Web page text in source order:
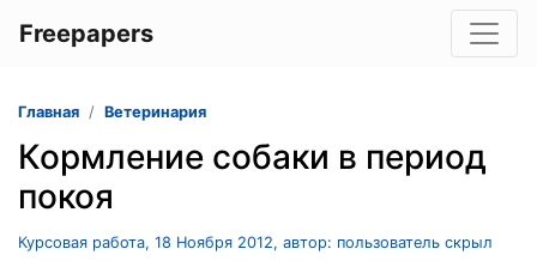
Freepapers
Главная Ветеринария
Кормление собаки в период
покоя
Курсовая работа, 18 Ноября 2012, автор: пользователь скрыл